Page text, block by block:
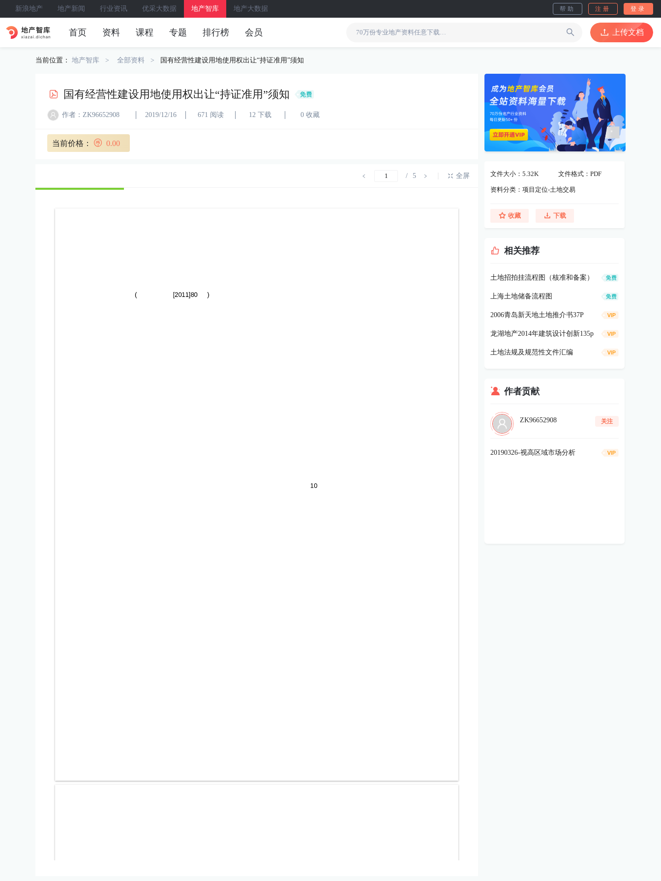
新浪地产 地产新闻 行业资讯 优采大数据 地产智库 地产大数据 帮助 注册 登录
首页 资料 课程 专题 排行榜 会员 上传文档
当前位置： 地产智库 全部资料 国有经营性建设用地使用权出让“持证准用”须知
国有经营性建设用地使用权出让“持证准用”须知
作者：ZK96652908 2019/12/16 671 阅读 12 下载 0 收藏
当前价格： 0.00
/ 5 全屏 文件大小：5.32K 文件格式：PDF
资料分类：项目定位-土地交易
收藏 下载
相关推荐
土地招拍挂流程图（核准和备案）
上海土地储备流程图
2006青岛新天地土地推介书37P
龙湖地产2014年建筑设计创新135p
土地法规及规范性文件汇编
作者贡献
ZK96652908 关注
20190326-视高区域市场分析